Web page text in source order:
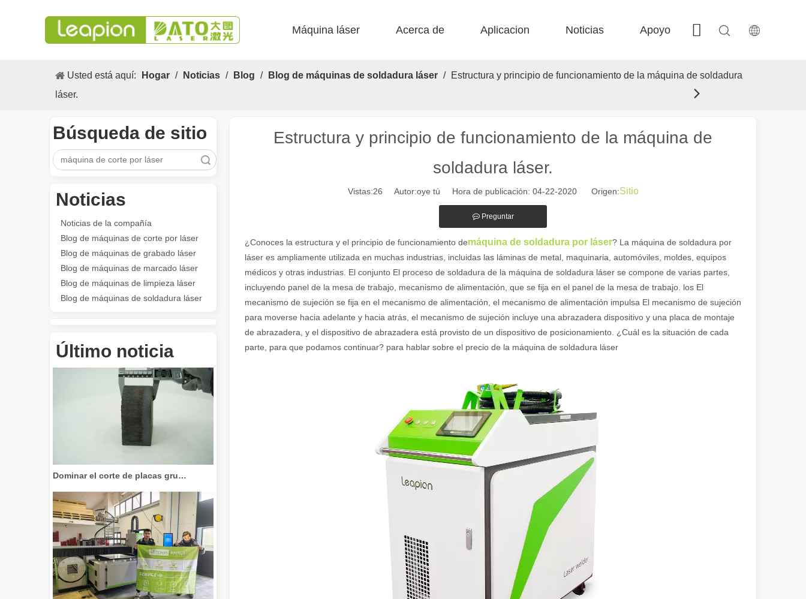
Máquina láser Acerca de Aplicacion Noticias Apoyo Contáctenos
Usted está aquí: Hogar / Noticias / Blog / Blog de máquinas de soldadura láser / Estructura y principio de funcionamiento de la máquina de soldadura
láser.
Búsqueda de sitio
Búsqueda
Noticias
Noticias de la compañía
Blog de máquinas de corte por láser
Blog de máquinas de grabado láser
Blog de máquinas de marcado láser
Blog de máquinas de limpieza láser
Blog de máquinas de soldadura láser
Último noticia
Las versátiles Aplicacion S y las características sobresalientes de las máquinas de marcado láser en la fabricación moderna y el paisaje industrial, las máquinas de marcado láser han surgido
Dominar el corte de placas gruesas: cómo las máquinas de corte por láser de fibra revolucionan la fabricación
Estructura y principio de funcionamiento de la máquina de
soldadura láser.
Vistas:26 Autor:oye tú Hora de publicación: 04-22-2020 Origen:Sitio
Preguntar
¿Conoces la estructura y el principio de funcionamiento demáquina de soldadura por láser? La máquina de soldadura por
láser es ampliamente utilizada en muchas industrias, incluidas las láminas de metal, maquinaria, automóviles, moldes, equipos
médicos y otras industrias. El conjunto El proceso de soldadura de la máquina de soldadura láser se compone de varias partes,
incluyendo panel de la mesa de trabajo, mecanismo de alimentación, que se fija en el panel de la mesa de trabajo. los El
mecanismo de sujeción se fija en el mecanismo de alimentación, el mecanismo de alimentación impulsa El mecanismo de sujeción
para moverse hacia adelante y hacia atrás, el mecanismo de sujeción incluye una abrazadera dispositivo y una placa de montaje
de abrazadera, y el dispositivo de abrazadera está provisto de un dispositivo de posicionamiento. ¿Cuál es la situación de cada
parte, para que podamos continuar? para hablar sobre el precio de la máquina de soldadura láser